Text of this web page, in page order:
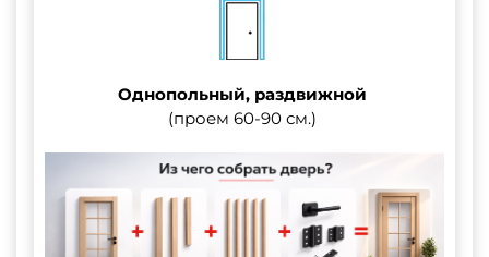
Однопольный, раздвижной
(проем 60-90 см.)